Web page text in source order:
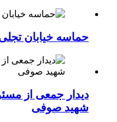
حماسه خیابان
دیدار جمعی از
شهید صوفی